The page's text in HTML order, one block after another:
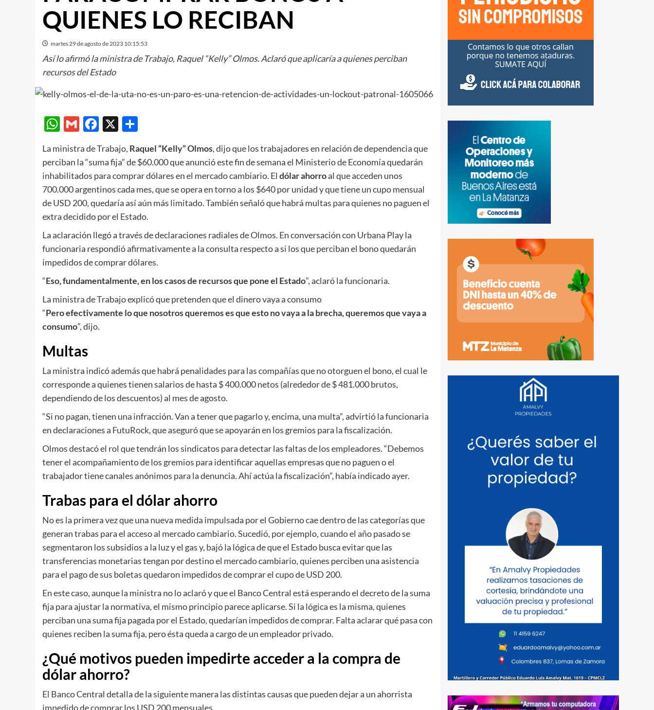
QUIENES LO RECIBAN
martes 29 de agosto de 2023 10:15:53
Así lo afirmó la ministra de Trabajo, Raquel “Kelly” Olmos. Aclaró que aplicaría a quienes perciban
recursos del Estado
WhatsApp
GmailFacebook
X
La ministra de Trabajo, Raquel “Kelly” Olmos, dijo que los trabajadores en relación de dependencia que
perciban la “suma fija” de $60.000 que anunció este fin de semana el Ministerio de Economía quedarán
inhabilitados para comprar dólares en el mercado cambiario. El dólar ahorroal que acceden unos
700.000 argentinos cada mes, que se opera en torno a los $640 por unidad y que tiene un cupo mensual
de USD 200, quedaría así aún más limitado. También señaló que habrá multas para quienes no paguen el
extra decidido por el Estado.
La aclaración llegó a través de declaraciones radiales de Olmos. En conversación con Urbana Play la
funcionaria respondió afirmativamente a la consulta respecto a si los que perciban el bono quedarán
impedidos de comprar dólares.
“Eso, fundamentalmente, en los casos de recursos que pone el Estado”, aclaró la funcionaria.
La ministra de Trabajo explicó que pretenden que el dinero vaya a consumo
“Pero efectivamente lo que nosotros queremos es que esto no vaya a la brecha, queremos que vaya a
consumo”, dijo.
Multas
La ministra indicó además que habrá penalidades para las compañías que no otorguen el bono, el cual le
corresponde a quienes tienen salarios de hasta $ 400.000 netos (alrededor de $ 481.000 brutos,
dependiendo de los descuentos) al mes de agosto.
“Si no pagan, tienen una infracción. Van a tener que pagarlo y, encima, una multa”, advirtió la funcionaria
en declaraciones a FutuRock, que aseguró que se apoyarán en los gremios para la fiscalización.
Olmos destacó el rol que tendrán los sindicatos para detectar las faltas de los empleadores. “Debemos
tener el acompañamiento de los gremios para identificar aquellas empresas que no paguen o el
trabajador tiene canales anónimos para la denuncia. Ahí actúa la fiscalización”, había indicado ayer.
Trabas para el dólar ahorro
No es la primera vez que una nueva medida impulsada por el Gobierno cae dentro de las categorías que
generan trabas para el acceso al mercado cambiario. Sucedió, por ejemplo, cuando el año pasado se
segmentaron los subsidios a la luz y el gas y, bajó la lógica de que el Estado busca evitar que las
transferencias monetarias tengan por destino el mercado cambiario, quienes perciben una asistencia
para el pago de sus boletas quedaron impedidos de comprar el cupo de USD 200.
En este caso, aunque la ministra no lo aclaró y que el Banco Central está esperando el decreto de la suma
fija para ajustar la normativa, el mismo principio parece aplicarse. Si la lógica es la misma, quienes
perciban una suma fija pagada por el Estado, quedarían impedidos de comprar. Falta aclarar qué pasa con
quienes reciben la suma fija, pero ésta queda a cargo de un empleador privado.
¿Qué motivos pueden impedirte acceder a la compra de
dólar ahorro?
El Banco Central detalla de la siguiente manera las distintas causas que pueden dejar a un ahorrista
impedido de comprar los USD 200 mensuales.